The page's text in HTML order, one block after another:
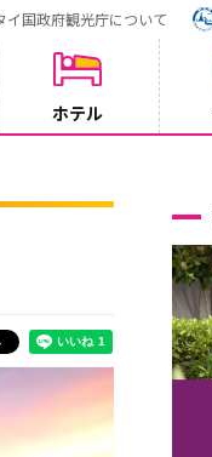
イ国政府観光庁について
ホテル